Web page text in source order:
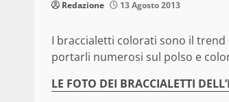
Redazione 13 Agosto 2013
I braccialetti colorati sono il trend
portarli numerosi sul polso e
LE FOTO DEI BRACCIALETTI